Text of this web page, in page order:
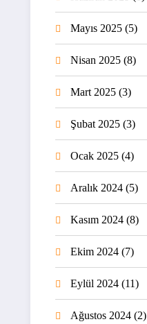
Mayıs 2025 (5)
Nisan 2025 (8)
Mart 2025 (3)
Şubat 2025 (3)
Ocak 2025 (4)
Aralık 2024 (5)
Kasım 2024 (8)
Ekim 2024 (7)
Eylül 2024 (11)
Ağustos 2024 (2)